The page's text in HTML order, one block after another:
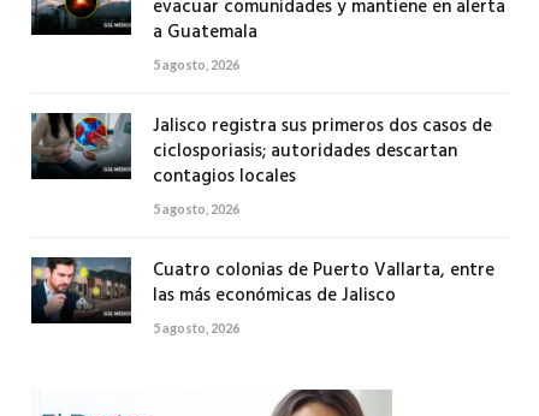
evacuar comunidades y mantiene en alerta
a Guatemala
5 agosto, 2026
Jalisco registra sus primeros dos casos de
ciclosporiasis; autoridades descartan
contagios locales
5 agosto, 2026
Cuatro colonias de Puerto Vallarta, entre
las más económicas de Jalisco
5 agosto, 2026